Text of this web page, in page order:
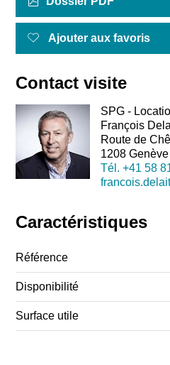
Ajouter aux favoris
Contact visite
SPG -
François
Route de
1208 Genève
Tél. +41 58
Caractéristiques
Référence
Disponibilité
Surface utile